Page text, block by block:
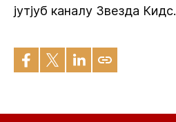
јутјуб каналу Звезда Кидс.